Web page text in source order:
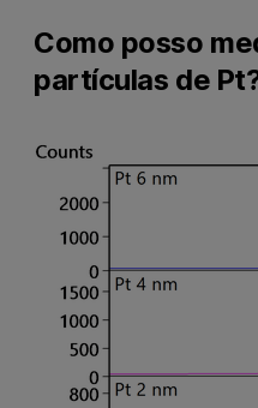
Como posso
partículas de